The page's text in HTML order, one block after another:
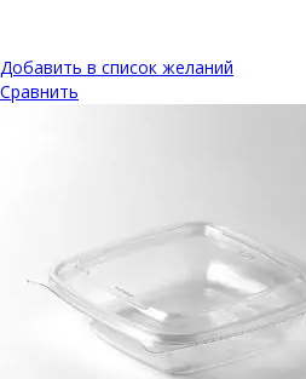
Добавить в список желаний
Сравнить